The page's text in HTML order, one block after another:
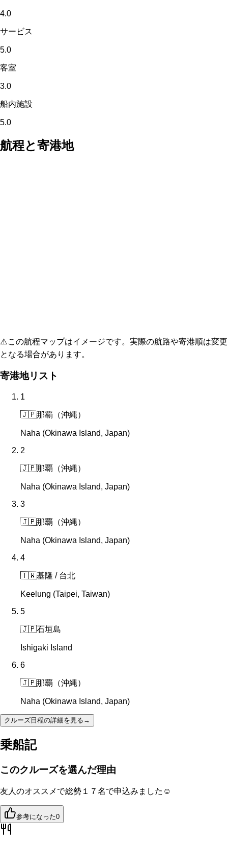
4.0
サービス
5.0
客室
3.0
船内施設
5.0
航程と寄港地
⚠️この航程マップはイメージです。実際の航路や寄港順は変更
となる場合があります。
寄港地リスト
1
🇯🇵那覇（沖縄）
Naha (Okinawa Island, Japan)
2
🇯🇵那覇（沖縄）
Naha (Okinawa Island, Japan)
3
🇯🇵那覇（沖縄）
Naha (Okinawa Island, Japan)
4
🇹🇼基隆 / 台北
Keelung (Taipei, Taiwan)
5
🇯🇵石垣島
Ishigaki Island
6
🇯🇵那覇（沖縄）
Naha (Okinawa Island, Japan)
クルーズ日程の詳細を見る →
乗船記
このクルーズを選んだ理由
友人のオススメで総勢１７名で申込みました☺️
参考になった0